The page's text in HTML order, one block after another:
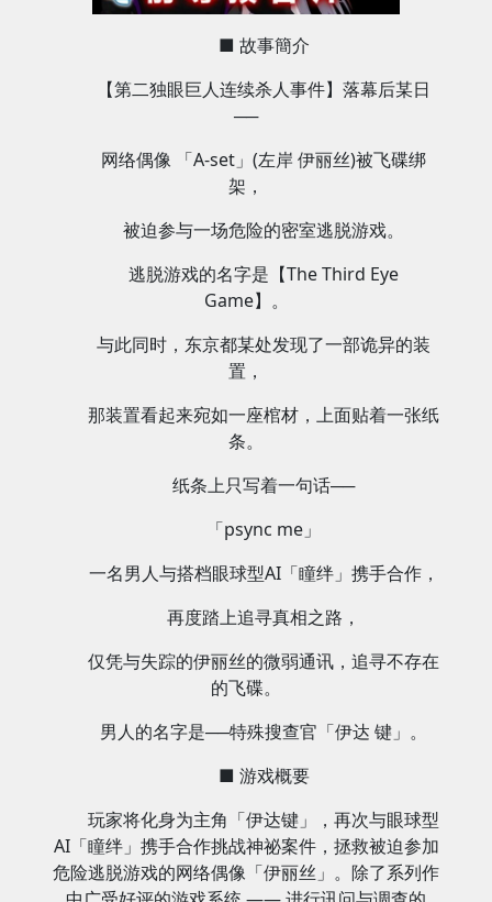
■ 故事簡介
【第二独眼巨人连续杀人事件】落幕后某日
──
网络偶像 「A-set」(左岸 伊丽丝)被飞碟绑
架，
被迫参与一场危险的密室逃脱游戏。
逃脱游戏的名字是【The Third Eye
Game】。
与此同时，东京都某处发现了一部诡异的装
置，
那装置看起来宛如一座棺材，上面贴着一张纸
条。
纸条上只写着一句话──
「psync me」
一名男人与搭档眼球型AI「瞳绊」携手合作，
再度踏上追寻真相之路，
仅凭与失踪的伊丽丝的微弱通讯，追寻不存在
的飞碟。
男人的名字是──特殊搜查官「伊达 键」。
■ 游戏概要
玩家将化身为主角「伊达键」，再次与眼球型
AI「瞳绊」携手合作挑战神祕案件，拯救被迫参加
危险逃脱游戏的网络偶像「伊丽丝」。除了系列作